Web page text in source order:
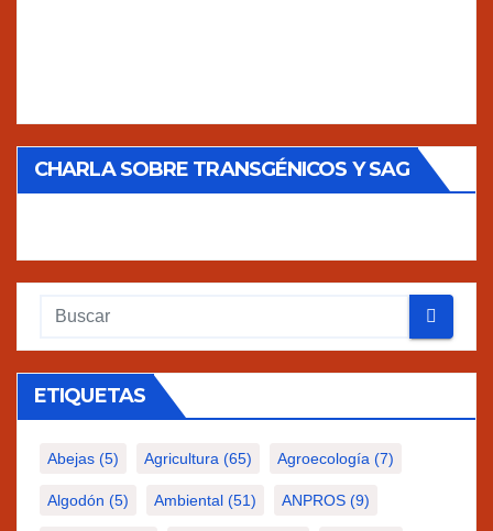
CHARLA SOBRE TRANSGÉNICOS Y SAG
ETIQUETAS
Abejas (5) Agricultura (65) Agroecología (7)
Algodón (5) Ambiental (51) ANPROS (9)